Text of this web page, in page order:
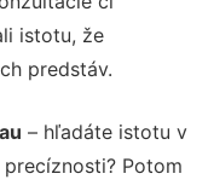
istotu, že
predstáv.
– hľadáte istotu v
Potom